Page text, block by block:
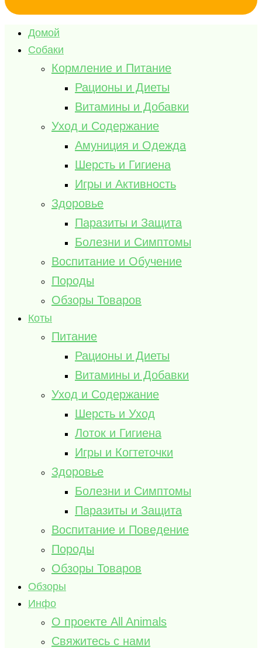
Домой
Собаки
Кормление и Питание
Рационы и Диеты
Витамины и Добавки
Уход и Содержание
Амуниция и Одежда
Шерсть и Гигиена
Игры и Активность
Здоровье
Паразиты и Защита
Болезни и Симптомы
Воспитание и Обучение
Породы
Обзоры Товаров
Коты
Питание
Рационы и Диеты
Витамины и Добавки
Уход и Содержание
Шерсть и Уход
Лоток и Гигиена
Игры и Когтеточки
Здоровье
Болезни и Симптомы
Паразиты и Защита
Воспитание и Поведение
Породы
Обзоры Товаров
Обзоры
Инфо
О проекте All Animals
Свяжитесь с нами